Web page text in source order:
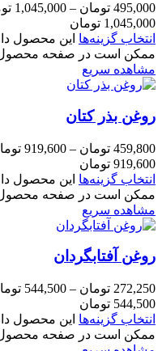
495,000 تومان –
1,045,000
1,045,000 تومان
انتخاب گزینه‌ها این محصول
ممکن است در صفحه محصول
مشاهده سریع
روغن بذر کتان
459,800 تومان –
919,600
919,600 تومان
انتخاب گزینه‌ها این محصول
ممکن است در صفحه محصول
مشاهده سریع
روغن آفتابگردان
272,250 تومان –
544,500
544,500 تومان
انتخاب گزینه‌ها این محصول
ممکن است در صفحه محصول